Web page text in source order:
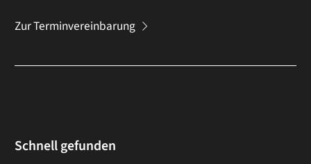
Zur Terminvereinbarung
Schnell gefunden